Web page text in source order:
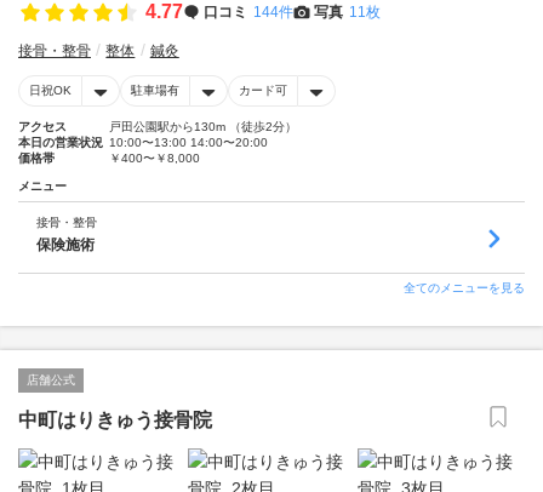
4.77 口コミ 144件 写真 11枚
接骨・整骨 整体 鍼灸
日祝OK 駐車場有 カード可
アクセス
戸田公園駅から130m （徒歩2分）
本日の営業状況 10:00〜13:00 14:00〜20:00
価格帯
￥400〜￥8,000
メニュー
接骨・整骨
保険施術
全てのメニューを見る
店舗公式
中町はりきゅう接骨院